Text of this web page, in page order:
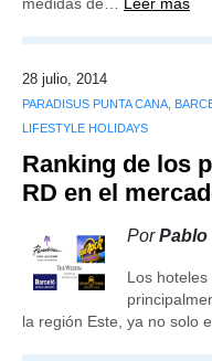
28 julio, 2014
PARADISUS PUNTA CANA,
LIFESTYLE HOLIDAYS
Ranking de los
RD en el
PorPablo
Los hoteles
la región Este, ya no solo